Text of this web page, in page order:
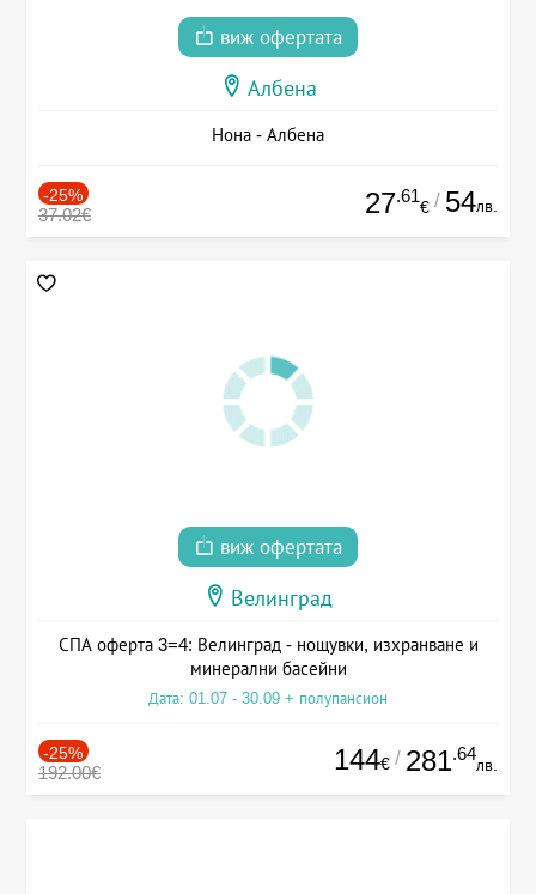
виж офертата
Албена
Нона - Албена
-25%
37.02€ 27.61
€ / 54лв.
виж офертата
Велинград
СПА оферта 3=4: Велинград - нощувки, изхранване и
минерални басейни
Дата: 01.07 - 30.09 + полупансион
-25%
192.00€ 144€ / 281.64
лв.